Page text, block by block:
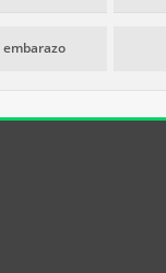
embarazo